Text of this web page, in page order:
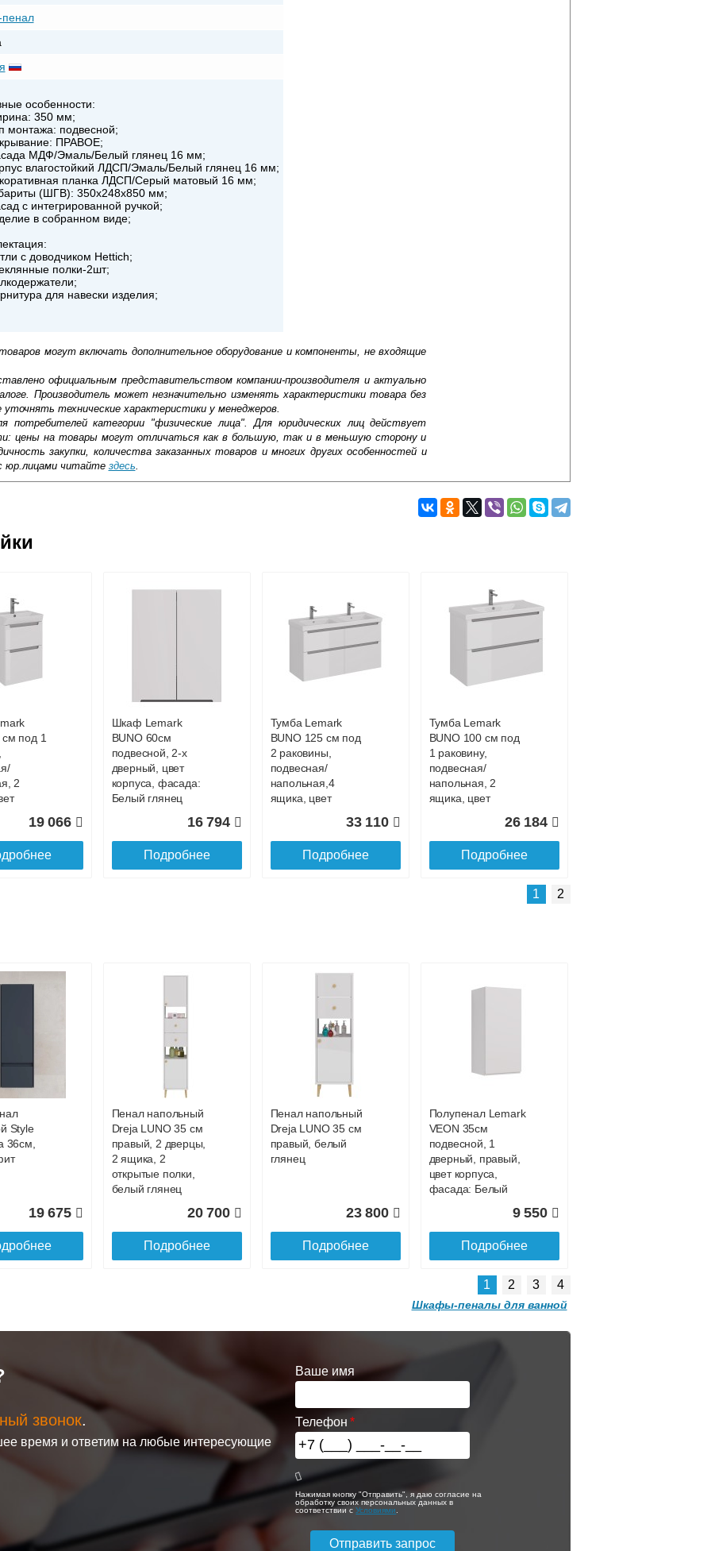
особенности:
350 мм;
подвесной;
ПРАВОЕ;
МДФ/Эмаль/Белый глянец 16 мм;
влагостойкий ЛДСП/Эмаль/Белый глянец 16 мм;
планка ЛДСП/Серый матовый 16 мм;
(ШГВ): 350х248х850 мм;
с интегрированной ручкой;
в собранном виде;
с доводчиком Hettich;
полки-2шт;
для навески изделия;
могут включать дополнительное оборудование и компоненты, не входящие
официальным представительством компании-производителя и актуально
Производитель может незначительно изменять характеристики товара без
технические характеристики у менеджеров.
категории "физические лица". Для юридических лиц действует
цены на товары могут отличаться как в большую, так и в меньшую сторону и
закупки, количества заказанных товаров и многих других особенностей и
юр.лицами читайте здесь
области
до подъезда
Подробнее о доставке
Web-money, Qiwi-кошельки и другие).
с НДС)подробнее...
под 1
2
19 066
Шкаф Lemark
BUNO 60см
подвесной, 2-х
дверный, цвет
корпуса, фасада:
Белый глянец
16 794
Подробнее
Тумба Lemark
BUNO 125 см под
2 раковины,
подвесная/
напольная,4
ящика, цвет
33 110
Подробнее
Тумба Lemark
BUNO 100 см под
1 раковину,
подвесная/
напольная, 2
ящика, цвет
26 184
Подробнее
2
18 667
Полупенал Lemark
BUNO 35см
подвесной, 1
цвет корпуса,
фасада: Белый
глянец
13 725
Подробнее
1 2
Style
36см,
19 675
Пенал напольный
Dreja LUNO 35 см
правый, 2 дверцы,
2 ящика, 2
открытые полки,
белый глянец
20 700
Подробнее
Пенал напольный
Dreja LUNO 35 см
правый, белый
глянец
23 800
Подробнее
Полупенал Lemark
VEON 35см
подвесной, 1
дверный, правый,
цвет корпуса,
фасада: Белый
9 550
Подробнее
Шкаф - пенал
Misty Ларго 35
Шкаф - пенал
Misty Модерн 35 с
бельевой корзиной
универсальный,
правый
35 480
Greenwood 35
1 2 3 4
Шкафы-пеналы для ванной
звонок.
время и ответим на любые интересующие
Ваше имя
Телефон
Нажимая кнопку "Отправить", я даю согласие на
обработку своих персональных данных в
соответствии сУсловиями